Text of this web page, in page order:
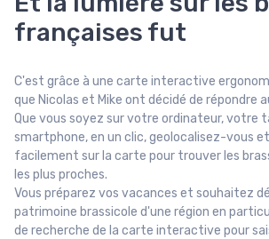
françaises fut
C'est grâce à une carte interactive
que Nicolas et Mike ont décidé de répondre
Que vous soyez sur votre ordinateur, votre
smartphone, en un clic, geolocalisez-vous
facilement sur la carte pour trouver les
les plus proches.
Vous préparez vos vacances et souhaitez
patrimoine brassicole d'une région en
de recherche de la carte interactive pour